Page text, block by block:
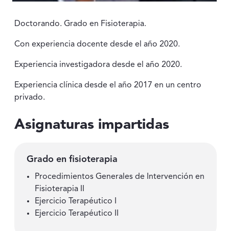
Doctorando. Grado en Fisioterapia.
Con experiencia docente desde el año 2020.
Experiencia investigadora desde el año 2020.
Experiencia clínica desde el año 2017 en un centro
privado.
Asignaturas impartidas
Grado en fisioterapia
Procedimientos Generales de Intervención en
Fisioterapia II
Ejercicio Terapéutico I
Ejercicio Terapéutico II